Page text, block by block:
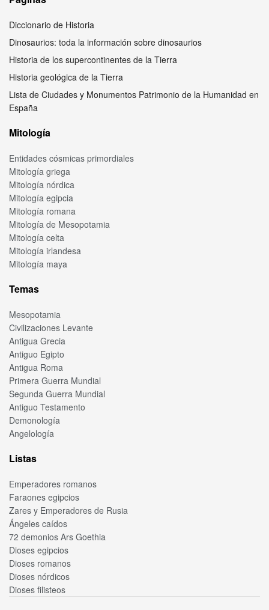
Diccionario de Historia
Dinosaurios: toda la información sobre dinosaurios
Historia de los supercontinentes de la Tierra
Historia geológica de la Tierra
Lista de Ciudades y Monumentos Patrimonio de la Humanidad en
España
Mitología
Entidades cósmicas primordiales
Mitología griega
Mitología nórdica
Mitología egipcia
Mitología romana
Mitología de Mesopotamia
Mitología celta
Mitología irlandesa
Mitología maya
Temas
Mesopotamia
Civilizaciones Levante
Antigua Grecia
Antiguo Egipto
Antigua Roma
Primera Guerra Mundial
Segunda Guerra Mundial
Antiguo Testamento
Demonología
Angelología
Listas
Emperadores romanos
Faraones egipcios
Zares y Emperadores de Rusia
Ángeles caídos
72 demonios Ars Goethia
Dioses egipcios
Dioses romanos
Dioses nórdicos
Dioses filisteos